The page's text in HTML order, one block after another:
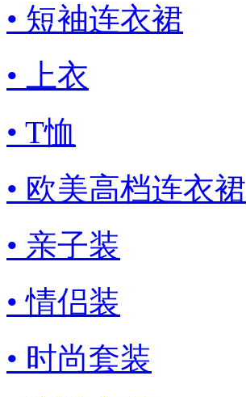
• 短袖连衣裙
• 上衣
• T恤
• 欧美高档连衣裙
• 亲子装
• 情侣装
• 时尚套装